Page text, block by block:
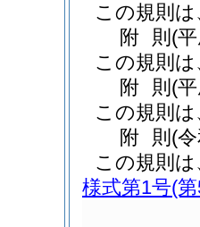
この規則
附 則 (
この規則
附 則 (
この規則
附 則 (
この規則
様式第1号(